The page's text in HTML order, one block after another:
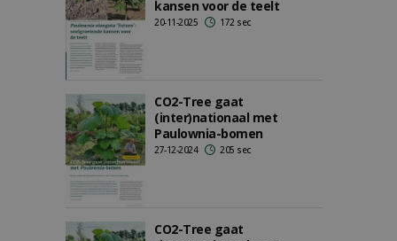
kansen voor de teelt
20-11-2025 172 sec
CO2-Tree gaat
(inter)nationaal met
Paulownia-bomen
27-12-2024 205 sec
CO2-Tree gaat